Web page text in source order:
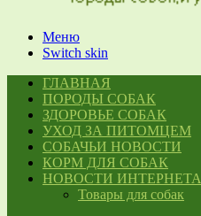
Меню
Switch skin
ГЛАВНАЯ
ПОРОДЫ СОБАК
ЗДОРОВЬЕ СОБАК
УХОД ЗА ПИТОМЦЕМ
СОБАЧЬИ НОВОСТИ
КОРМ ДЛЯ СОБАК
НОВОСТИ ИНТЕРНЕТА
Товары для собак